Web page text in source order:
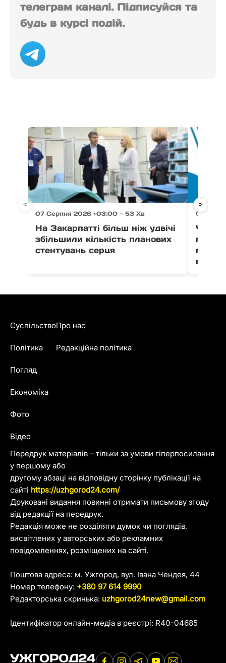
телеграм каналі. Підписуйся та
будь в курсі подій.
07 Серпня 2026 +03:00 — 53 Хв
На Закарпатті більш ніж удвічі
збільшили кількість планових
стентувань серця
07
Через
води
< >
Передрук матеріалів – тільки за умови гіперпосилання
у першому або
другому абзаці на відповідну сторінку публікації на
сайті https://uzhgorod24.com/
Друковані видання повинні отримати письмову згоду
від редакції на передрук.
Редакція може не розділяти думок чи поглядів,
висвітлених у авторських або рекламних
повідомленнях, розміщених на сайті.
Поштова адреса: м. Ужгород, вул. Івана Чендея, 44
Номер телефону: +380 97 614 9990
Редакторська скринька: uzhgorod24new@gmail.com
Ідентифікатор онлайн-медіа в реєстрі: R40-04685
Суспільство
Політика
Погляд
Економіка
Фото
Відео
Про нас
Редакційна політика